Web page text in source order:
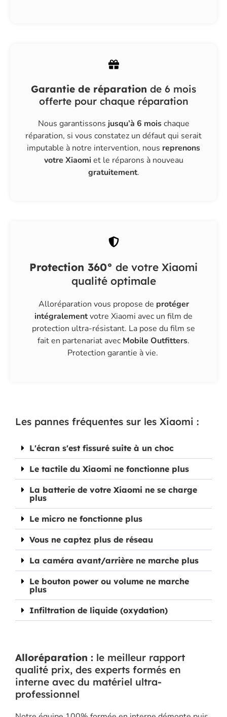
Garantie de réparation de 6 mois
offerte pour chaque réparation
Nous garantissons jusqu’à 6 moischaque
réparation, si vous constatez un défaut qui serait
imputable à notre intervention, nous reprenons
votre Xiaomiet le réparons à nouveau
gratuitement.
Protection 360° de votre Xiaomi
qualité optimale
Alloréparation vous propose de protéger
intégralementvotre Xiaomi avec un film de
protection ultra-résistant. La pose du film se
fait en partenariat avec Mobile Outfitters.
Protection garantie à vie.
Les pannes fréquentes sur les Xiaomi :
L'écran s'est fissuré suite à un choc
Le tactile du Xiaomi ne fonctionne plus
La batterie de votre Xiaomi ne se charge
plus
Le micro ne fonctionne plus
Vous ne captez plus de réseau
La caméra avant/arrière ne marche plus
Le bouton power ou volume ne marche
plus
Infiltration de liquide (oxydation)
Alloréparation : le meilleur rapport
qualité prix, des experts formés en
interne avec du matériel ultra-
professionnel